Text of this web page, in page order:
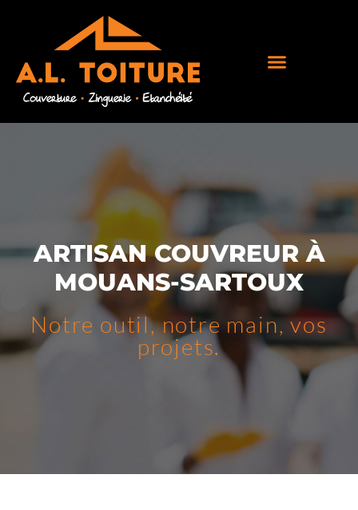
ARTISAN COUVREUR À
MOUANS-SARTOUX
Notre outil, notre main, vos
projets.